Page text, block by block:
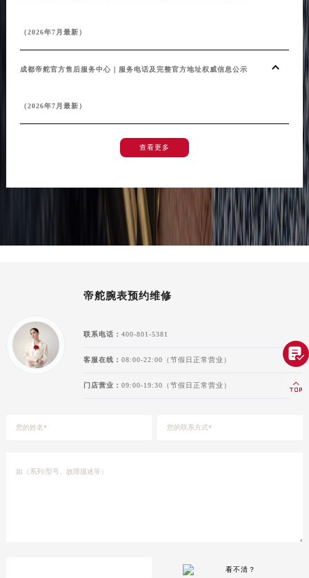
（2026年7月最新）
成都帝舵官方售后服务中心｜服务电话及完整官方地址权威信息公示
（2026年7月最新）
查看更多
帝舵腕表预约维修
联系电话： 400-801-5381
客服在线： 08:00-22:00（节假日正常营业）
门店营业： 09:00-19:30（节假日正常营业）
看不清？

